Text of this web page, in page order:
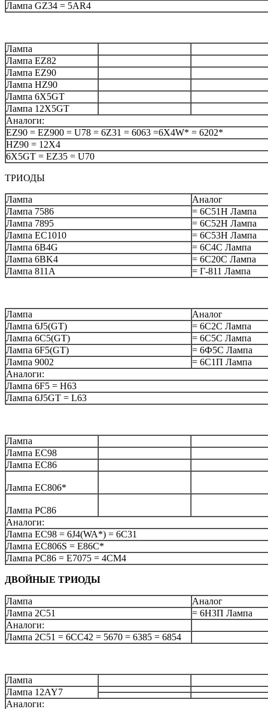
Лампа GZ34 = 5AR4
Лампа
Лампа EZ82
Лампа EZ90
Лампа HZ90
Лампа 6X5GT
Лампа 12X5GT
Аналоги:
EZ90 = EZ900 = U78 = 6Z31 = 6063 =6X4W* = 6202*
HZ90 = 12X4
6X5GT = EZ35 = U70
ТРИОДЫ
Лампа
Аналог
Лампа 7586
= 6С51Н Лампа
Лампа 7895
= 6С52Н Лампа
Лампа EC1010
= 6С53Н Лампа
Лампа 6B4G
= 6C4C Лампа
Лампа 6BK4
= 6C20C Лампа
Лампа 811А
= Г-811 Лампа
Лампа
Аналог
Лампа 6J5(GT)
= 6C2C Лампа
Лампа 6C5(GT)
= 6C5C Лампа
Лампа 6F5(GT)
= 6Ф5С Лампа
Лампа 9002
= 6C1П Лампа
Аналоги:
Лампа 6F5 = H63
Лампа 6J5GT = L63
Лампа
Лампа EC98
Лампа EC86
Лампа EC806*
Лампа PC86
Аналоги:
Лампа EC98 = 6J4(WA*) = 6C31
Лампа EC806S = E86C*
Лампа PC86 = E7075 = 4CM4
ДВОЙНЫЕ ТРИОДЫ
Лампа
Аналог
Лампа 2C51
= 6Н3П Лампа
Аналоги:
Лампа 2C51 = 6CC42 = 5670 = 6385 = 6854
Лампа
Лампа 12AY7
Аналоги: